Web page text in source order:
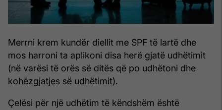
Merrni krem ​​kundër diellit me SPF të lartë dhe
mos harroni ta aplikoni disa herë gjatë udhëtimit
(në varësi të orës së ditës që po udhëtoni dhe
kohëzgjatjes së udhëtimit).
Çelësi për një udhëtim të këndshëm është